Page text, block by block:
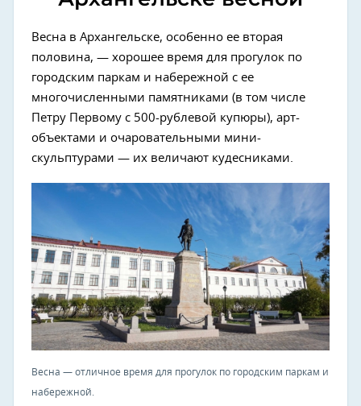
Весна в Архангельске, особенно ее вторая
половина, — хорошее время для прогулок по
городским паркам и набережной с ее
многочисленными памятниками (в том числе
Петру Первому с 500-рублевой купюры), арт-
объектами и очаровательными мини-
скульптурами — их величают кудесниками.
Весна — отличное время для прогулок по городским паркам и
набережной.